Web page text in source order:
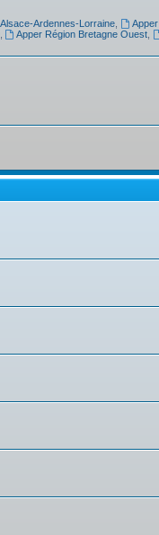
Ardennes-Lorraine
Apper
Apper Région Bretagne Ouest